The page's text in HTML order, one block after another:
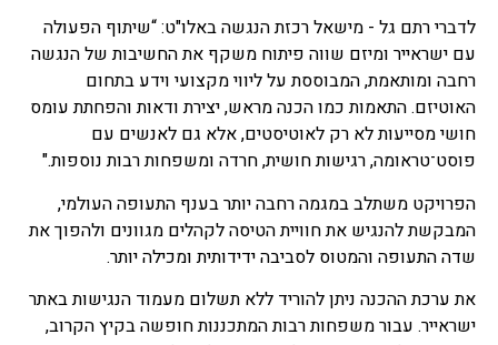
לדברי רתם גל - מישאל רכזת הנגשה באלו"ט: “שיתוף הפעולה
עם ישראייר ומיזם שווה פיתוח משקף את החשיבות של הנגשה
רחבה ומותאמת, המבוססת על ליווי מקצועי וידע בתחום
האוטיזם. התאמות כמו הכנה מראש, יצירת ודאות והפחתת עומס
חושי מסייעות לא רק לאוטיסטים, אלא גם לאנשים עם
פוסט־טראומה, רגישות חושית, חרדה ומשפחות רבות נוספות."
הפרויקט משתלב במגמה רחבה יותר בענף התעופה העולמי,
המבקשת להנגיש את חוויית הטיסה לקהלים מגוונים ולהפוך את
שדה התעופה והמטוס לסביבה ידידותית ומכילה יותר.
את ערכת ההכנה ניתן להוריד ללא תשלום מעמוד הנגישות באתר
ישראייר. עבור משפחות רבות המתכננות חופשה בקיץ הקרוב,